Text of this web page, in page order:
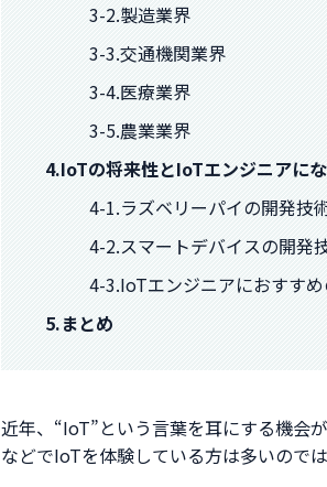
3-2.製造業界
3-3.交通機関業界
3-4.医療業界
3-5.農業業界
4.IoTの将来性とIoTエンジニアに
4-1.ラズベリーパイの開発技
4-2.スマートデバイスの開発
4-3.IoTエンジニアにおすす
5.まとめ
近年、“IoT”という言葉を耳にする機会
などでIoTを体験している方は多いので